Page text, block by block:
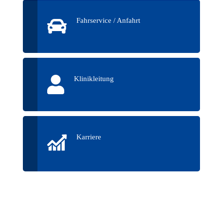
Fahrservice / Anfahrt
Klinikleitung
Karriere